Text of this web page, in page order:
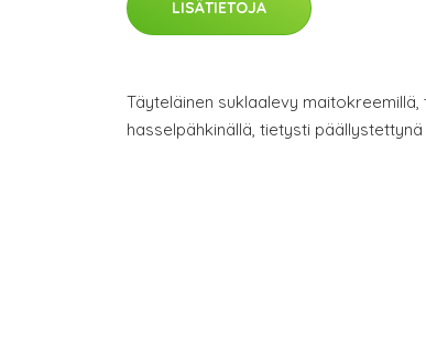
LISÄTIETOJA
Täyteläinen suklaalevy
hasselpähkinällä, tietysti